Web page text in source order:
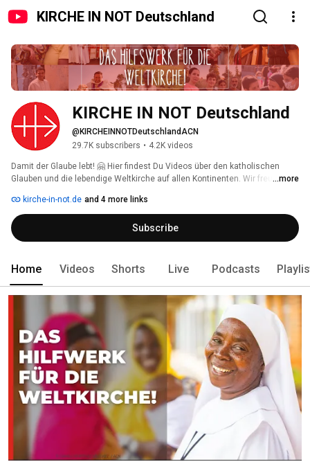
KIRCHE IN NOT Deutschland
KIRCHE IN NOT Deutschland
@KIRCHEINNOTDeutschlandACN
29.7K subscribers • 4.2K videos
Damit der Glaube lebt! 🤗 Hier findest Du Videos über den katholischen
Glauben und die lebendige Weltkirche auf allen Kontinenten. Wir freuen uns
möchtest: Kanal abonnieren!
...more
kirche-in-not.de and 4 more links
Subscribe
Home Videos Shorts Live Podcasts